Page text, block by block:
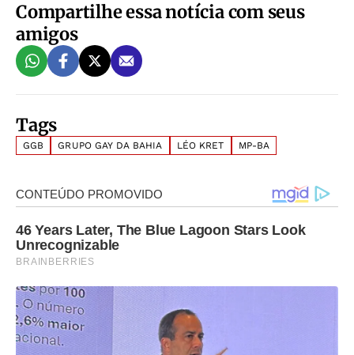
Compartilhe essa notícia com seus
amigos
Tags
GGB GRUPO GAY DA BAHIA LÉO KRET MP-BA